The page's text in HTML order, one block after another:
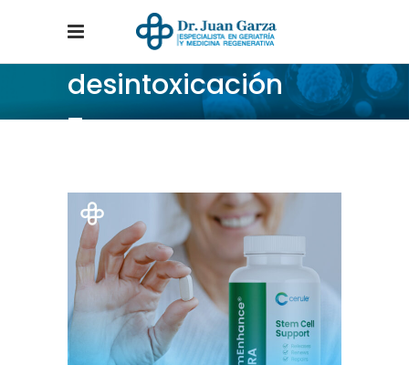
desintoxicación
Tag